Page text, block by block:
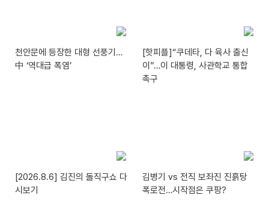
천안문에 등장한 대형 선풍기…
中 ‘역대급 폭염’
[핫피플]“쿠데타, 다 육사 출신
이”…이 대통령, 사관학교 통합
촉구
[2026.8.6] 김진의 돌직구쇼 다
시보기
김병기 vs 전직 보좌진 진흙탕
폭로전…시작점은 쿠팡?